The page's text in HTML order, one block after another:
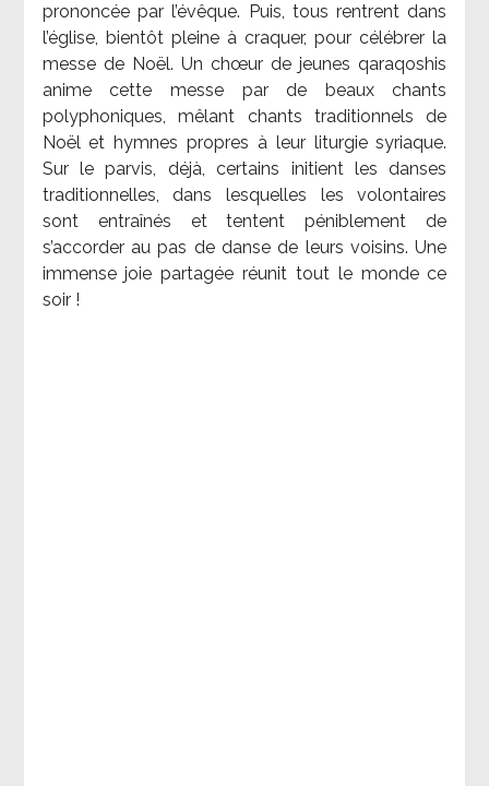
prononcée par l’évêque. Puis, tous rentrent dans
l’église, bientôt pleine à craquer, pour célébrer la
messe de Noël. Un chœur de jeunes qaraqoshis
anime cette messe par de beaux chants
polyphoniques, mêlant chants traditionnels de
Noël et hymnes propres à leur liturgie syriaque.
Sur le parvis, déjà, certains initient les danses
traditionnelles, dans lesquelles les volontaires
sont entraînés et tentent péniblement de
s’accorder au pas de danse de leurs voisins. Une
immense joie partagée réunit tout le monde ce
soir !